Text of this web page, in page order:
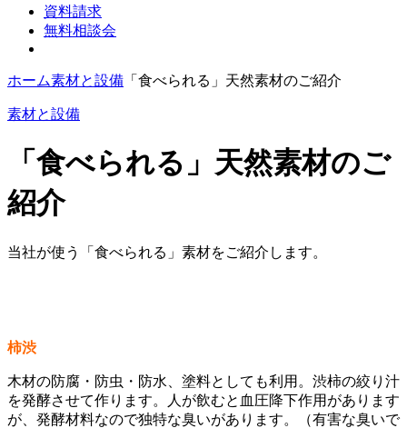
資料請求
無料相談会
ホーム素材と設備 「食べられる」天然素材のご紹介
素材と設備
「食べられる」天然素材のご
紹介
当社が使う「食べられる」素材をご紹介します。
柿渋
木材の防腐・防虫・防水、塗料としても利用。渋柿の絞り汁
を発酵させて作ります。人が飲むと血圧降下作用があります
が、発酵材料なので独特な臭いがあります。（有害な臭いで